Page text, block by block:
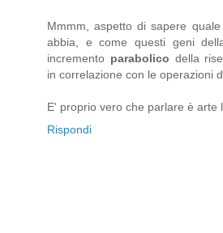
Mmmm, aspetto di sapere
abbia, e come questi geni
incremento parabolico della
in correlazione con le operazioni
E' proprio vero che parlare è arte
Rispondi